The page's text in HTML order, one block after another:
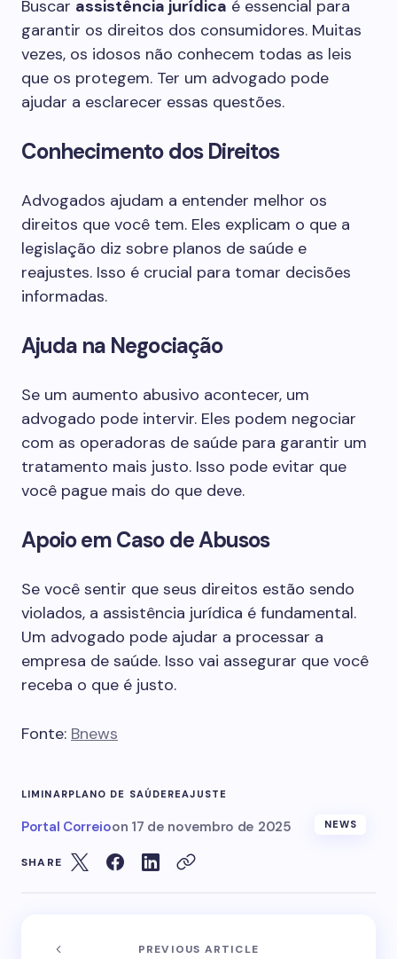
Buscar assistência jurídica é essencial para
garantir os direitos dos consumidores. Muitas
vezes, os idosos não conhecem todas as leis
que os protegem. Ter um advogado pode
ajudar a esclarecer essas questões.
Conhecimento dos Direitos
Advogados ajudam a entender melhor os
direitos que você tem. Eles explicam o que a
legislação diz sobre planos de saúde e
reajustes. Isso é crucial para tomar decisões
informadas.
Ajuda na Negociação
Se um aumento abusivo acontecer, um
advogado pode intervir. Eles podem negociar
com as operadoras de saúde para garantir um
tratamento mais justo. Isso pode evitar que
você pague mais do que deve.
Apoio em Caso de Abusos
Se você sentir que seus direitos estão sendo
violados, a assistência jurídica é fundamental.
Um advogado pode ajudar a processar a
empresa de saúde. Isso vai assegurar que você
receba o que é justo.
Fonte: Bnews
LIMINARPLANO DE SAÚDEREAJUSTE
Portal Correioon 17 de novembro de 2025 NEWS
SHARE
PREVIOUS ARTICLE